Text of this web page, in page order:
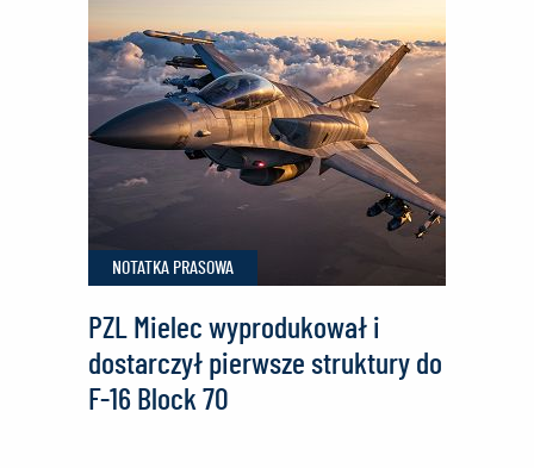
i
Dębicy
zwyciężyli
w
konkursie
programowania
Martin
Quest
NOTATKA PRASOWA
PZL Mielec wyprodukował i
dostarczył pierwsze struktury do
F-16 Block 70